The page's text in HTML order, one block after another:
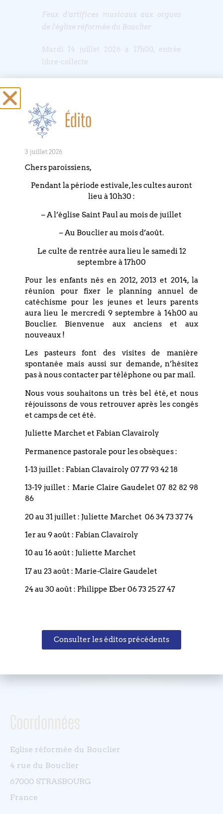
Feux d’artifices musicaux aux orgues
de l’église réformée du Bouclier
Mardi 14 juillet 2026 à 17h00, entrée
libre-collecte
Dominique Thomas de l’ église réformée
du Bouclier, donne un concert ce
14 juillet 2026 à 17h00.
Ce sera une belle occasion pour les
mélomanes d’entendre des grandes
œuvres de Johann Sebastian Bach
(Prélude et Fugue en sol majeur BWV
540, Sonate en trio n°4 BWV528…) et
également la fameuseMarseillaise
clore ce « feux d’artifice musical ».
entrée libre – plateau à la sortie
PARTAGEZ CET
ÉVÉNEMENT
+ Exporter vers iCal
Suivant
Coordonnées
Eglise réformée du Bouclier
4 rue du Bouclier
67000 STRASBOURG
France
Édito
3 juillet 2026
Chers paroissiens,
Pendant la période estivale, les cultes auront
lieu à 10h30 :
– A l’église Saint Paul au mois de juillet
– Au Bouclier au mois d’août.
Le culte de rentrée aura lieu le samedi 12
septembre à 17h00
Pour les enfants nés en 2012, 2013 et 2014, la
réunion pour fixer le planning annuel de
catéchisme pour les jeunes et leurs parents
aura lieu le mercredi 9 septembre à 14h00 au
Bouclier. Bienvenue aux anciens et aux
nouveaux !
Les pasteurs font des visites de manière
spontanée mais aussi sur demande, n’hésitez
pas à nous contacter par téléphone ou par mail.
Nous vous souhaitons un très bel été, et nous
réjouissons de vous retrouver après les congés
et camps de cet été.
Juliette Marchet et Fabian Clavairoly
Permanence pastorale pour les obsèques :
1-13 juillet : Fabian Clavairoly 07 77 93 42 18
13-19 juillet : Marie Claire Gaudelet 07 82 82 98
86
20 au 31 juillet : Juliette Marchet 06 34 73 37 74
1er au 9 août : Fabian Clavairoly
10 au 16 août : Juliette Marchet
17 au 23 août : Marie-Claire Gaudelet
24 au 30 août : Philippe Eber 06 73 25 27 47
Consulter les éditos précédents